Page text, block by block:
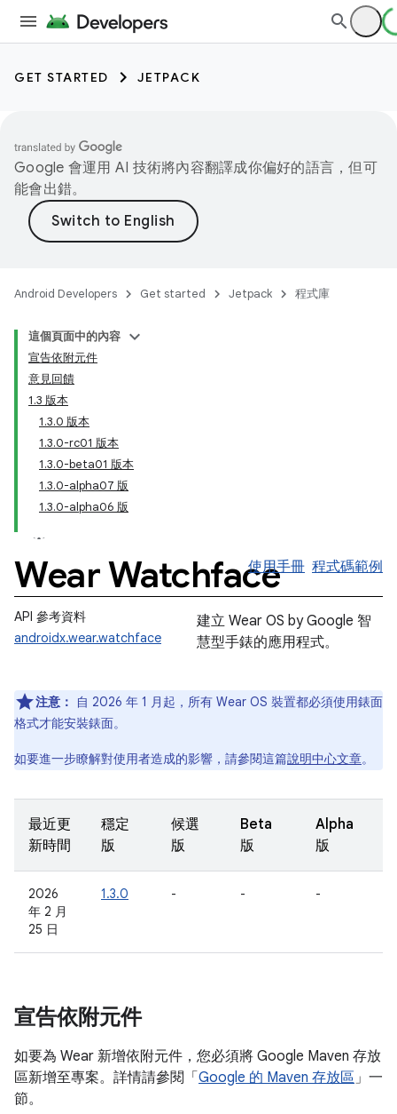
GET STARTED JETPACK
Google 會運用 AI 技術將內容翻譯成你偏好的語言，但可
能會出錯。
Android Developers Get started Jetpack 程式庫
這個頁面中的內容
宣告依附元件
意見回饋
1.3 版本
1.3.0 版本
1.3.0-rc01 版本
1.3.0-beta01 版本
1.3.0-alpha07 版
1.3.0-alpha06 版
Wear Watchface
使用手冊 程式碼範例
API 參考資料
androidx.wear.watchface
建立 Wear OS by Google 智
慧型手錶的應用程式。
注意：
自 2026 年 1 月起，所有 Wear OS 裝置都必須使用錶面
格式才能安裝錶面。
如要進一步瞭解對使用者造成的影響，請參閱這篇說明中心文章。
最近更
新時間
穩定
版
候選
版
Beta
版
Alpha
版
2026
年 2 月
25 日
1.3.0 - - -
宣告依附元件
如要為 Wear 新增依附元件，您必須將 Google Maven 存放
區新增至專案。詳情請參閱「 Google 的 Maven 存放區」一
節。